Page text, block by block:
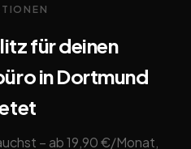
für deinen
in Dortmund
– ab 19,90 €/Monat,